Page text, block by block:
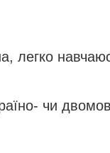
легко
чи